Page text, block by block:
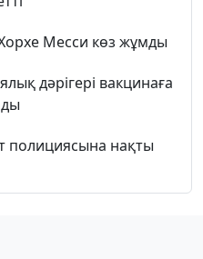
Месси көз жұмды
дәрігері вакцинаға
нақты